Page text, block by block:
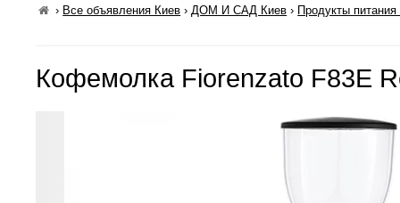
› Все объявления Киев ›ДОМ И САД Киев › Продукты
Кофемолка Fiorenzato F83E